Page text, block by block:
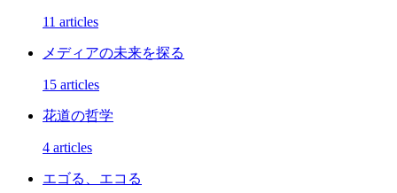
11 articles
メディアの未来を探る
15 articles
花道の哲学
4 articles
エゴる、エコる